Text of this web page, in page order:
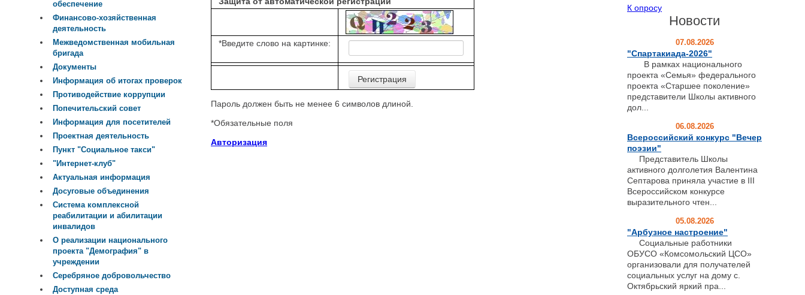
*Введите слово на картинке:
Пароль должен быть не менее 6 символов длиной.
*Обязательные поля
Авторизация
обеспечение
Финансово-хозяйственная
деятельность
Межведомственная мобильная
бригада
Документы
Информация об итогах проверок
Противодействие коррупции
Попечительский совет
Информация для посетителей
Проектная деятельность
Пункт "Социальное такси"
"Интернет-клуб"
Актуальная информация
Досуговые объединения
Система комплексной
реабилитации и абилитации
инвалидов
О реализации национального
проекта "Демография" в
учреждении
Серебряное добровольчество
Доступная среда
К опросу
Новости
07.08.2026
"Спартакиада-2026"
В рамках национального
проекта «Семья» федерального
проекта «Старшее поколение»
представители Школы активного
дол...
06.08.2026
Всероссийский конкурс "Вечер
поэзии"
Представитель Школы
активного долголетия Валентина
Септарова приняла участие в III
Всероссийском конкурсе
выразительного чтен...
05.08.2026
"Арбузное настроение"
Социальные работники
ОБУСО «Комсомольский ЦСО»
организовали для получателей
социальных услуг на дому с.
Октябрьский яркий пра...